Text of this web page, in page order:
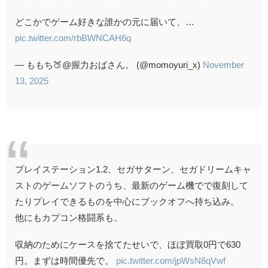
どこかでゲーム好きな誰かの元に届いて、…
pic.twitter.com/rbBWNCAH6q
— ももち🍑@握力おばさん。 (@momoyuri_x) November
13, 2025
プレイステーション1.2、セガサターン、セガドリームキャ
ストのゲームソフトのうち、最新のゲーム機でで復刻して
たりプレイできるものを中心にブックオフへ持ち込み。
他にもカプコン格闘系も。
収納のためにケースを捨てたせいで、ほぼ買取0円で630
円。まずは時間優先で。 pic.twitter.com/jpWsN8qVwf